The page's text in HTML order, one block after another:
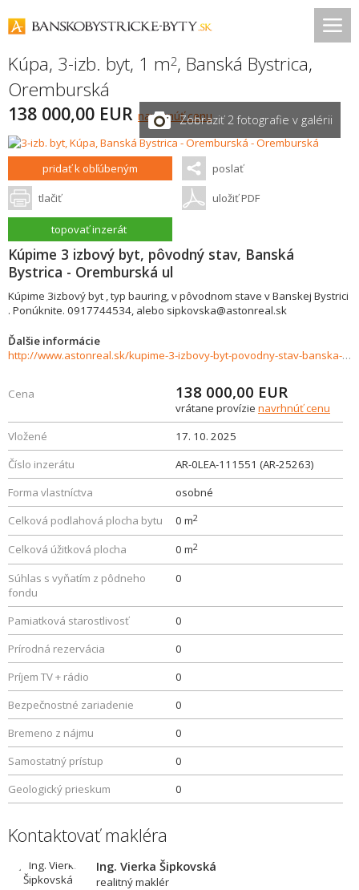
Kúpa, 3-izb. byt, 1 m2, Banská Bystrica,
Oremburská
138 000,00 EUR navrhnúť cenuZobraziť 2 fotografie v galérii
pridať k obľúbeným poslať
tlačiť uložiť PDF
topovať inzerát
Kúpime 3 izbový byt, pôvodný stav, Banská
Bystrica - Oremburská ul
Kúpime 3izbový byt , typ bauring, v pôvodnom stave v Banskej Bystrici
. Ponúknite. 0917744534, alebo sipkovska@astonreal.sk
Ďalšie informácie
http://www.astonreal.sk/kupime-3-izbovy-byt-povodny-stav-banska-bystrica-oremburska-ul-942625
Cena 138 000,00 EUR
vrátane provízie navrhnúť cenu
Vložené
17. 10. 2025
Číslo inzerátu
AR-0LEA-111551 (AR-25263)
Forma vlastníctva
osobné
Celková podlahová plocha bytu
0 m2
Celková úžitková plocha 0 m2
Súhlas s vyňatím z pôdneho
fondu
0
Pamiatková starostlivosť
0
Prírodná rezervácia
0
Príjem TV + rádio
0
Bezpečnostné zariadenie
0
Bremeno z nájmu
0
Samostatný prístup
0
Geologický prieskum
0
Kontaktovať makléra
Ing. Vierka Šipkovská
realitný maklér